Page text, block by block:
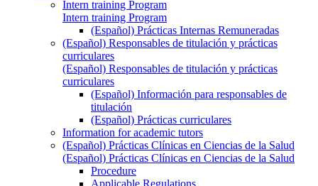
Intern training Program
Intern training Program
(Español) Prácticas Internas Remuneradas
(Español) Responsables de titulación y prácticas
curriculares
(Español) Responsables de titulación y prácticas
curriculares
(Español) Información para responsables de
titulación
(Español) Prácticas curriculares
Information for academic tutors
(Español) Prácticas Clínicas en Ciencias de la Salud
(Español) Prácticas Clínicas en Ciencias de la Salud
Procedure
Applicable Regulations